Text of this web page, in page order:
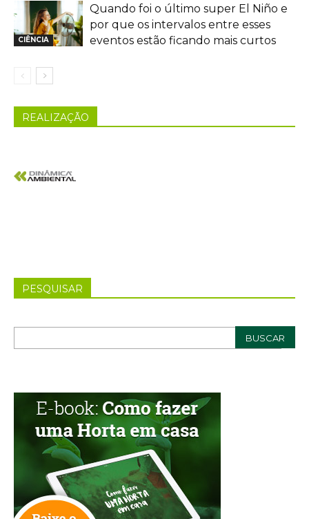
CIÊNCIA
Quando foi o último super El Niño e
por que os intervalos entre esses
eventos estão ficando mais curtos
REALIZAÇÃO
PESQUISAR